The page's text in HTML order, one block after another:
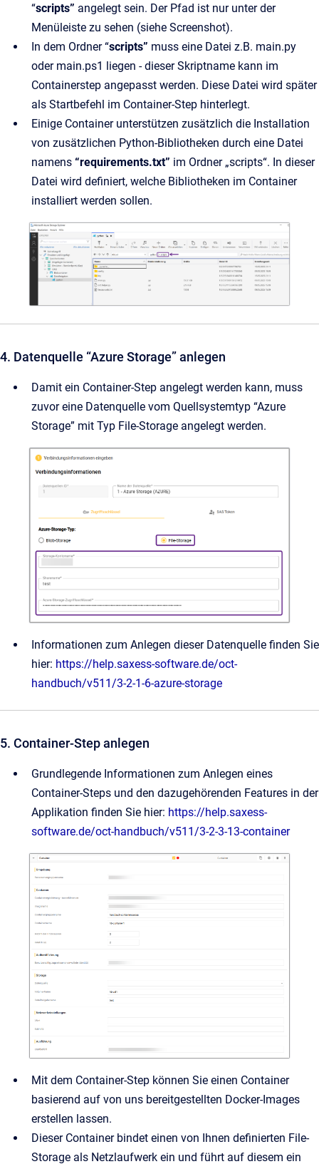
“scripts” angelegt sein. Der Pfad ist nur unter der
Menüleiste zu sehen (siehe Screenshot).
In dem Ordner “scripts” muss eine Datei z.B. main.py
oder main.ps1 liegen - dieser Skriptname kann im
Containerstep angepasst werden. Diese Datei wird später
als Startbefehl im Container-Step hinterlegt.
Einige Container unterstützen zusätzlich die Installation
von zusätzlichen Python-Bibliotheken durch eine Datei
namens “requirements.txt” im Ordner „scripts“. In dieser
Datei wird definiert, welche Bibliotheken im Container
installiert werden sollen.
4. Datenquelle “Azure Storage” anlegen
Damit ein Container-Step angelegt werden kann, muss
zuvor eine Datenquelle vom Quellsystemtyp “Azure
Storage” mit Typ File-Storage angelegt werden.
Informationen zum Anlegen dieser Datenquelle finden Sie
hier: https://help.saxess-software.de/oct-
handbuch/v511/3-2-1-6-azure-storage
5. Container-Step anlegen
Grundlegende Informationen zum Anlegen eines
Container-Steps und den dazugehörenden Features in der
Applikation finden Sie hier: https://help.saxess-
software.de/oct-handbuch/v511/3-2-3-13-container
Mit dem Container-Step können Sie einen Container
basierend auf von uns bereitgestellten Docker-Images
erstellen lassen.
Dieser Container bindet einen von Ihnen definierten File-
Storage als Netzlaufwerk ein und führt auf diesem ein